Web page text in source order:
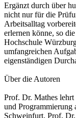
Ergänzt durch über
nicht nur für die
Arbeitsalltag
erlernen könne, so
Hochschule
umfangreichen
eigenständigen
Über die Autoren
Prof. Dr. Mathes
und
Schweinfurt. Prof.